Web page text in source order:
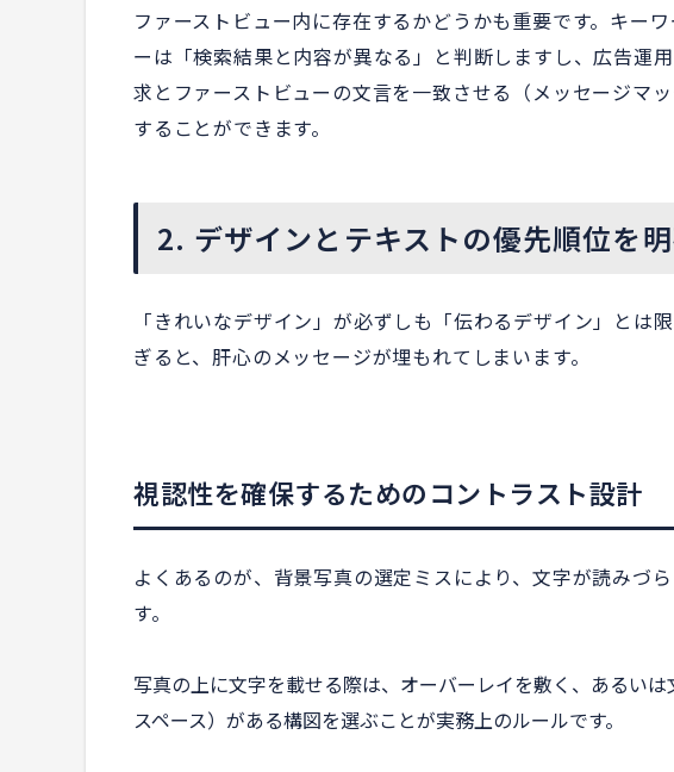
ファーストビュー内に存在するかどうかも重要です。キー
ーは「検索結果と内容が異なる」と判断しますし、広告運
求とファーストビューの文言を一致させる（メッセージマ
することができます。
2. デザインとテキストの優先順位を
「きれいなデザイン」が必ずしも「伝わるデザイン」とは
ぎると、肝心のメッセージが埋もれてしまいます。
視認性を確保するためのコントラスト設計
よくあるのが、背景写真の選定ミスにより、文字が読みづ
す。
写真の上に文字を載せる際は、オーバーレイを敷く、あるい
スペース）がある構図を選ぶことが実務上のルールです。